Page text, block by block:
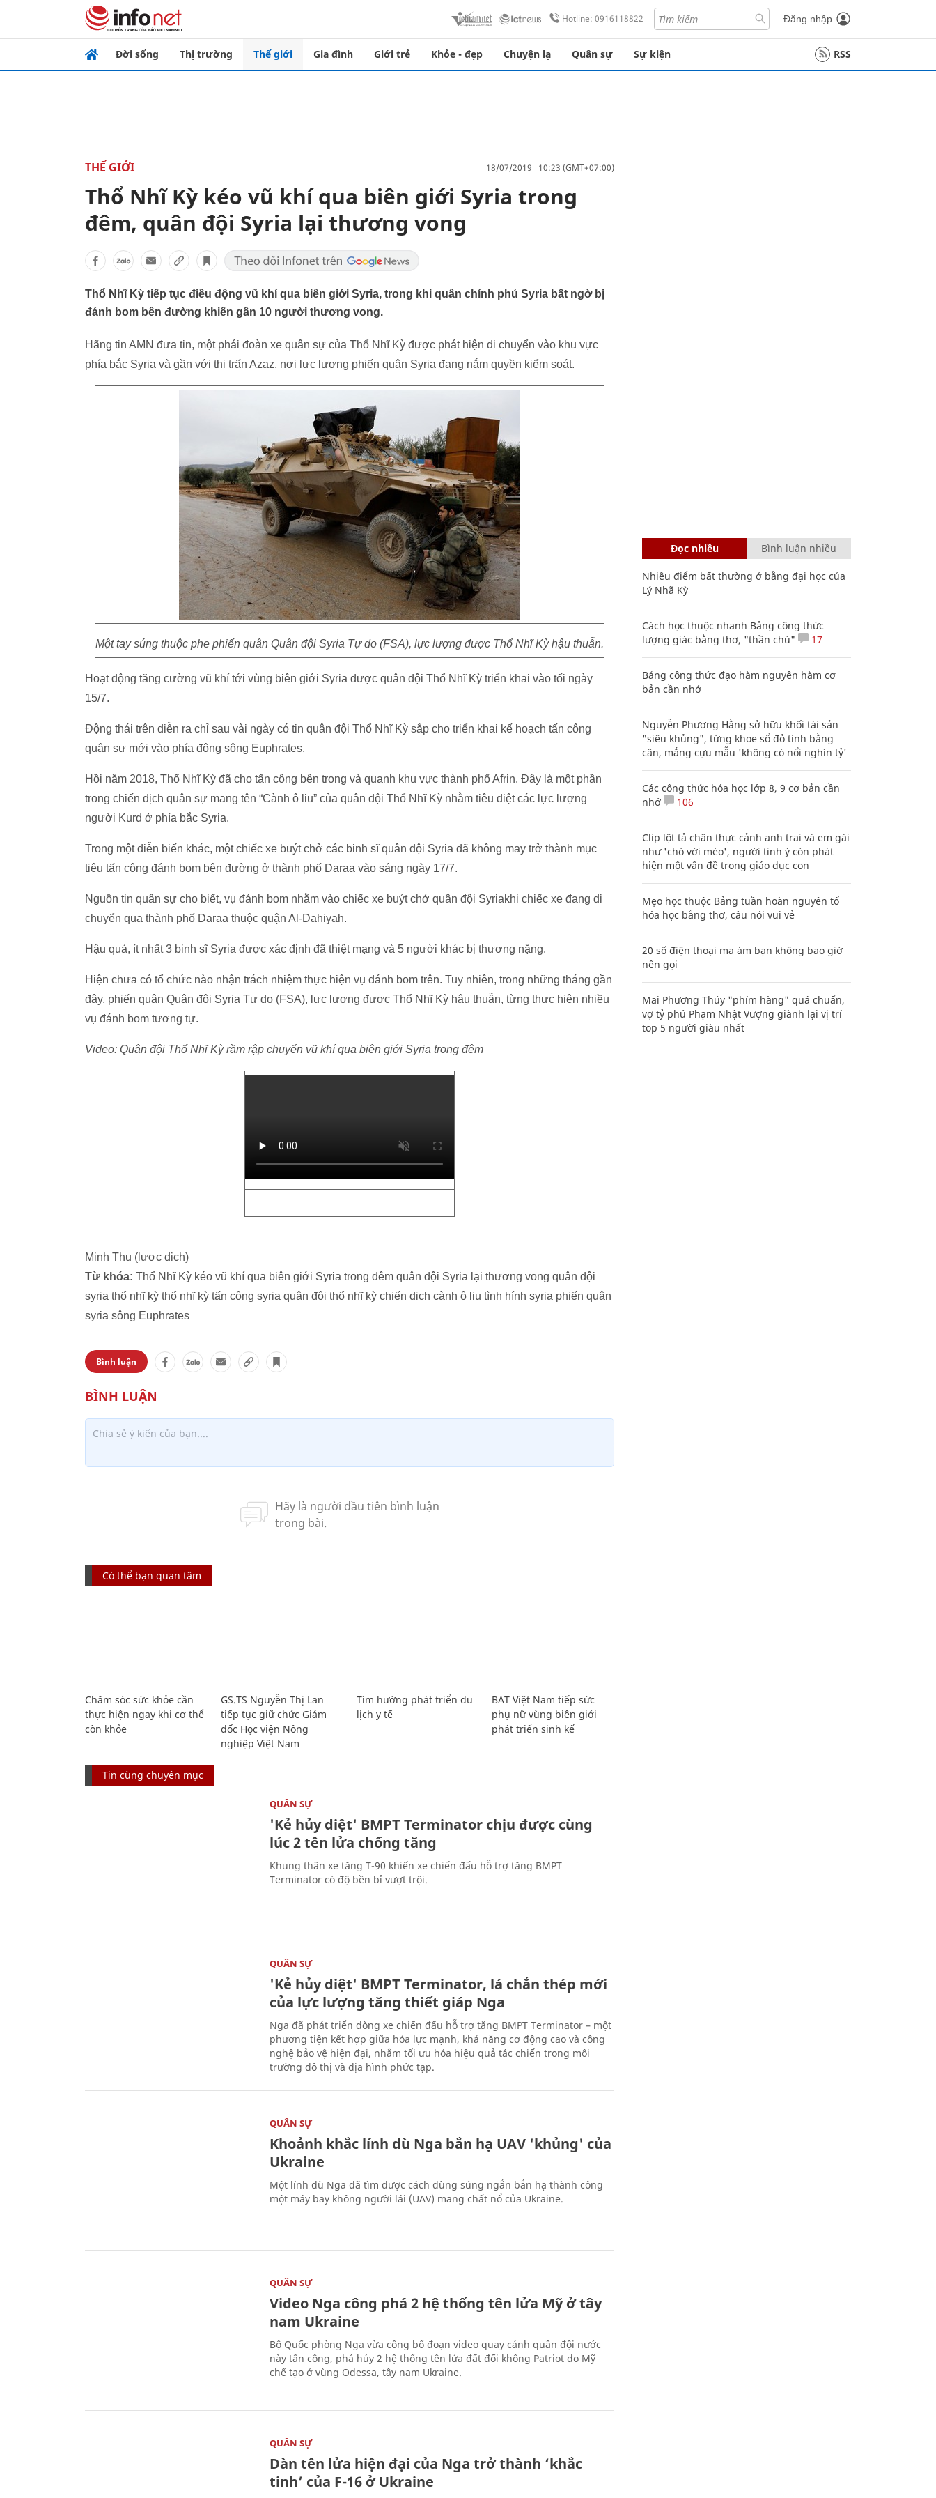
Hotline: 0916118822 Đăng nhập
Đời sống Thị trường Thế giới Gia đình Giới trẻ Khỏe - đẹp Chuyện lạ Quân sự Sự kiện RSS
THẾ GIỚI 18/07/2019 10:23 (GMT+07:00)
Thổ Nhĩ Kỳ kéo vũ khí qua biên giới Syria trong
đêm, quân đội Syria lại thương vong
Thổ Nhĩ Kỳ tiếp tục điều động vũ khí qua biên giới Syria, trong khi quân chính phủ Syria bất ngờ bị
đánh bom bên đường khiến gần 10 người thương vong.
Hãng tin AMN đưa tin, một phái đoàn xe quân sự của Thổ Nhĩ Kỳ được phát hiện di chuyển vào khu vực
phía bắc Syria và gần với thị trấn Azaz, nơi lực lượng phiến quân Syria đang nắm quyền kiểm soát.
Một tay súng thuộc phe phiến quân Quân đội Syria Tự do (FSA), lực lượng được Thổ Nhĩ Kỳ hậu thuẫn.
Hoạt động tăng cường vũ khí tới vùng biên giới Syria được quân đội Thổ Nhĩ Kỳ triển khai vào tối ngày
15/7.
Động thái trên diễn ra chỉ sau vài ngày có tin quân đội Thổ Nhĩ Kỳ sắp cho triển khai kế hoạch tấn công
quân sự mới vào phía đông sông Euphrates.
Hồi năm 2018, Thổ Nhĩ Kỳ đã cho tấn công bên trong và quanh khu vực thành phố Afrin. Đây là một phần
trong chiến dịch quân sự mang tên “Cành ô liu” của quân đội Thổ Nhĩ Kỳ nhằm tiêu diệt các lực lượng
người Kurd ở phía bắc Syria.
Trong một diễn biến khác, một chiếc xe buýt chở các binh sĩ quân đội Syria đã không may trở thành mục
tiêu tấn công đánh bom bên đường ở thành phố Daraa vào sáng ngày 17/7.
Nguồn tin quân sự cho biết, vụ đánh bom nhằm vào chiếc xe buýt chở quân đội Syriakhi chiếc xe đang di
chuyển qua thành phố Daraa thuộc quận Al-Dahiyah.
Hậu quả, ít nhất 3 binh sĩ Syria được xác định đã thiệt mạng và 5 người khác bị thương nặng.
Hiện chưa có tổ chức nào nhận trách nhiệm thực hiện vụ đánh bom trên. Tuy nhiên, trong những tháng gần
đây, phiến quân Quân đội Syria Tự do (FSA), lực lượng được Thổ Nhĩ Kỳ hậu thuẫn, từng thực hiện nhiều
vụ đánh bom tương tự.
Video: Quân đội Thổ Nhĩ Kỳ rầm rập chuyển vũ khí qua biên giới Syria trong đêm
Minh Thu (lược dịch)
Từ khóa: Thổ Nhĩ Kỳ kéo vũ khí qua biên giới Syria trong đêm quân đội Syria lại thương vong quân đội
syria thổ nhĩ kỳ thổ nhĩ kỳ tấn công syria quân đội thổ nhĩ kỳ chiến dịch cành ô liu tình hính syria phiến quân
syria sông Euphrates
Bình luận
Có thể bạn quan tâm
Chăm sóc sức khỏe cần
thực hiện ngay khi cơ thể
còn khỏe
GS.TS Nguyễn Thị Lan
tiếp tục giữ chức Giám
đốc Học viện Nông
nghiệp Việt Nam
Tìm hướng phát triển du
lịch y tế
BAT Việt Nam tiếp sức
phụ nữ vùng biên giới
phát triển sinh kế
Tin cùng chuyên mục
QUÂN SỰ
'Kẻ hủy diệt' BMPT Terminator chịu được cùng
lúc 2 tên lửa chống tăng
Khung thân xe tăng T-90 khiến xe chiến đấu hỗ trợ tăng BMPT
Terminator có độ bền bỉ vượt trội.
QUÂN SỰ
'Kẻ hủy diệt' BMPT Terminator, lá chắn thép mới
của lực lượng tăng thiết giáp Nga
Nga đã phát triển dòng xe chiến đấu hỗ trợ tăng BMPT Terminator – một
phương tiện kết hợp giữa hỏa lực mạnh, khả năng cơ động cao và công
nghệ bảo vệ hiện đại, nhằm tối ưu hóa hiệu quả tác chiến trong môi
trường đô thị và địa hình phức tạp.
QUÂN SỰ
Khoảnh khắc lính dù Nga bắn hạ UAV 'khủng' của
Ukraine
Một lính dù Nga đã tìm được cách dùng súng ngắn bắn hạ thành công
một máy bay không người lái (UAV) mang chất nổ của Ukraine.
QUÂN SỰ
Video Nga công phá 2 hệ thống tên lửa Mỹ ở tây
nam Ukraine
Bộ Quốc phòng Nga vừa công bố đoạn video quay cảnh quân đội nước
này tấn công, phá hủy 2 hệ thống tên lửa đất đối không Patriot do Mỹ
chế tạo ở vùng Odessa, tây nam Ukraine.
QUÂN SỰ
Dàn tên lửa hiện đại của Nga trở thành ‘khắc
tinh’ của F-16 ở Ukraine
Đọc nhiều Bình luận nhiều
Nhiều điểm bất thường ở bằng đại học của
Lý Nhã Kỳ
Cách học thuộc nhanh Bảng công thức
lượng giác bằng thơ, "thần chú"
17
Bảng công thức đạo hàm nguyên hàm cơ
bản cần nhớ
Nguyễn Phương Hằng sở hữu khối tài sản
"siêu khủng", từng khoe sổ đỏ tính bằng
cân, mắng cựu mẫu 'không có nổi nghìn tỷ'
Các công thức hóa học lớp 8, 9 cơ bản cần
nhớ
106
Clip lột tả chân thực cảnh anh trai và em gái
như 'chó với mèo', người tinh ý còn phát
hiện một vấn đề trong giáo dục con
Mẹo học thuộc Bảng tuần hoàn nguyên tố
hóa học bằng thơ, câu nói vui vẻ
20 số điện thoại ma ám bạn không bao giờ
nên gọi
Mai Phương Thúy "phím hàng" quá chuẩn,
vợ tỷ phú Phạm Nhật Vượng giành lại vị trí
top 5 người giàu nhất